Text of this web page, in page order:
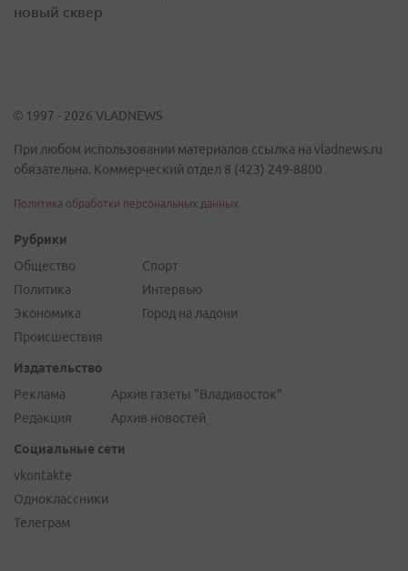
новый сквер
© 1997 - 2026 VLADNEWS
При любом использовании материалов ссылка на vladnews.ru
обязательна. Коммерческий отдел 8 (423) 249-8800
Политика обработки персональных данных
Рубрики
Общество
Политика
Экономика
Происшествия
Спорт
Интервью
Город на ладони
Издательство
Реклама
Редакция
Архив газеты "Владивосток"
Архив новостей
Социальные сети
vkontakte
Одноклассники
Телеграм